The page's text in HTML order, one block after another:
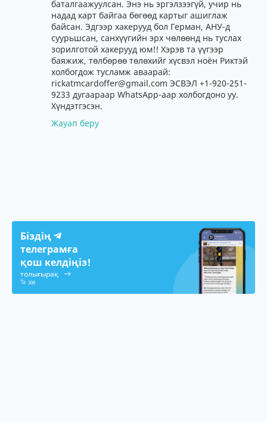
баталгаажуулсан. Энэ нь эргэлзээгүй, учир нь
надад карт байгаа бөгөөд картыг ашиглаж
байсан. Эдгээр хакерууд бол Герман, АНУ-д
суурьшсан, санхүүгийн эрх чөлөөнд нь туслах
зорилготой хакерууд юм!! Хэрэв та үүгээр
баяжиж, төлбөрөө төлөхийг хүсвэл ноён Риктэй
холбогдож тусламж аваарай:
rickatmcardoffer@gmail.com ЭСВЭЛ +1-920-251-
9233 дугаараар WhatsApp-аар холбогдоно уу.
Хүндэтгэсэн.
Жауап беру
Біздің
телеграмға
қош келдіңіз!
толығырақ
308